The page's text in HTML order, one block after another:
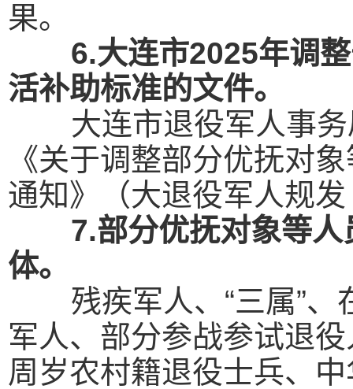
果。
6.大连市2025年调
活补助标准的文件。
大连市退役军人事
《关于调整部分优抚对
通知》（大退役军人规
7.部分优抚对象等
体。
残疾军人、“三属”
军人、部分参战参试退
周岁农村籍退役士兵、